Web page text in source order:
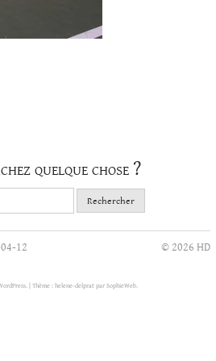
quelque chose ?
12
© 2026 HD
Thème : helene-delprat par SophieWeb.